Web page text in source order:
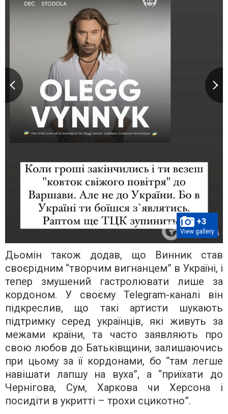
+3
View gallery
Дьомін також додав, що Винник став
своєрідним “творчим вигнанцем” в Україні, і
тепер змушений гастролювати лише за
кордоном. У своєму Telegram-каналі він
підкреслив, що такі артисти шукають
підтримку серед українців, які живуть за
межами країни, та часто заявляють про
свою любов до Батьківщини, залишаючись
при цьому за її кордонами, бо “там легше
навішати лапшу на вуха”, а “приїхати до
Чернігова, Сум, Харкова чи Херсона і
посидіти в укритті – трохи сцикотно”.